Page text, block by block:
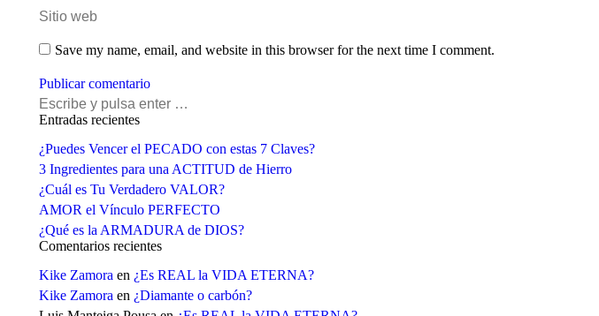
Sitio web
Save my name, email, and website in this browser for the next time I comment.
Publicar comentario
Buscar:
Entradas recientes
¿Puedes Vencer el PECADO con estas 7 Claves?
3 Ingredientes para una ACTITUD de Hierro
¿Cuál es Tu Verdadero VALOR?
AMOR el Vínculo PERFECTO
¿Qué es la ARMADURA de DIOS?
Comentarios recientes
Kike Zamora en ¿Es REAL la VIDA ETERNA?
Kike Zamora en ¿Diamante o carbón?